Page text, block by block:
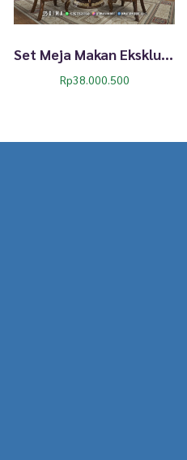
Set Meja Makan Eksklusif Dima Classic Gold Ivory Elegan 72TTJ
Rp38.000.500